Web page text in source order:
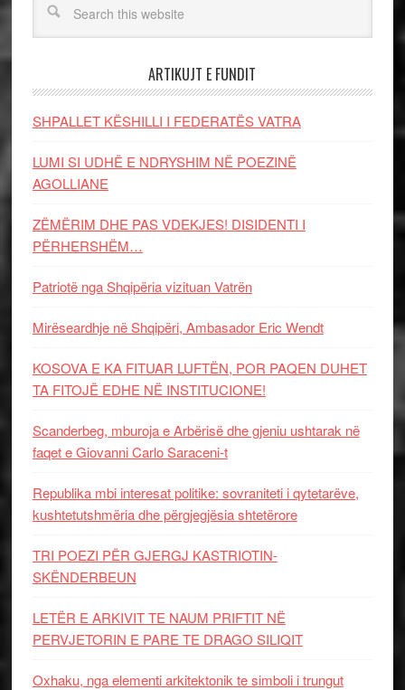
ARTIKUJT E FUNDIT
SHPALLET KËSHILLI I FEDERATËS VATRA
LUMI SI UDHË E NDRYSHIM NË POEZINË
AGOLLIANE
ZËMËRIM DHE PAS VDEKJES! DISIDENTI I
PËRHERSHËM…
Patriotë nga Shqipëria vizituan Vatrën
Mirëseardhje në Shqipëri, Ambasador Eric Wendt
KOSOVA E KA FITUAR LUFTËN, POR PAQEN DUHET
TA FITOJË EDHE NË INSTITUCIONE!
Scanderbeg, mburoja e Arbërisë dhe gjeniu ushtarak në
faqet e Giovanni Carlo Saraceni-t
Republika mbi interesat politike: sovraniteti i qytetarëve,
kushtetutshmëria dhe përgjegjësia shtetërore
TRI POEZI PËR GJERGJ KASTRIOTIN-
SKËNDERBEUN
LETËR E ARKIVIT TE NAUM PRIFTIT NË
PERVJETORIN E PARE TE DRAGO SILIQIT
Oxhaku, nga elementi arkitektonik te simboli i trungut